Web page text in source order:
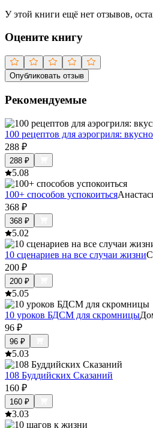
У этой книги ещё нет отзывов,
Оцените книгу
Опубликовать отзыв
Рекомендуемые
100 рецептов для аэрогриля:
288 ₽
288 ₽
5.08
100+ способов успокоиться
368 ₽
368 ₽
5.02
10 сценариев на все случаи жизни
200 ₽
200 ₽
5.05
10 уроков БДСМ для скромницы
96 ₽
96 ₽
5.03
108 Буддийских Сказаний
160 ₽
160 ₽
3.03